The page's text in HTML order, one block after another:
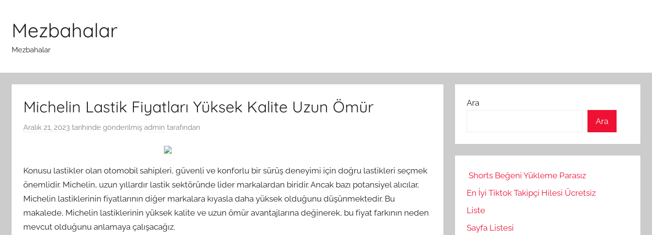
Mezbahalar
Mezbahalar
Michelin Lastik Fiyatları Yüksek Kalite Uzun Ömür
Aralık 21, 2023 tarihinde gönderilmiş admin tarafından
Konusu lastikler olan otomobil sahipleri, güvenli ve konforlu bir sürüş deneyimi için doğru lastikleri seçmek
önemlidir. Michelin, uzun yıllardır lastik sektöründe lider markalardan biridir. Ancak bazı potansiyel alıcılar,
Michelin lastiklerinin fiyatlarının diğer markalara kıyasla daha yüksek olduğunu düşünmektedir. Bu
makalede, Michelin lastiklerinin yüksek kalite ve uzun ömür avantajlarına değinerek, bu fiyat farkının neden
mevcut olduğunu anlamaya çalışacağız.
Ara
Ara
Shorts Beğeni Yükleme Parasız
En İyi Tiktok Takipçi Hilesi Ücretsiz
Liste
Sayfa Listesi